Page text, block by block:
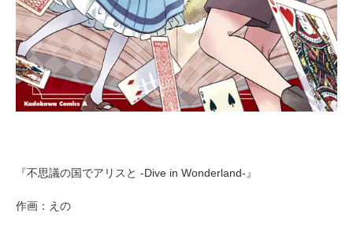
『不思議の国でアリスと -Dive in Wonderland-』
作画：えの